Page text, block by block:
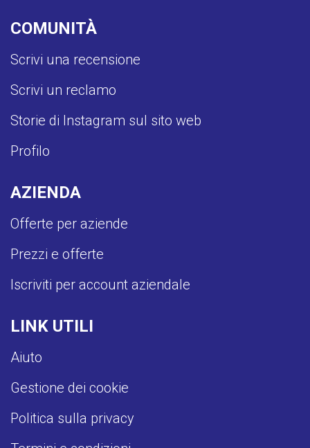
COMUNITÀ
Scrivi una recensione
Scrivi un reclamo
Storie di Instagram sul sito web
Profilo
AZIENDA
Offerte per aziende
Prezzi e offerte
Iscriviti per account aziendale
LINK UTILI
Aiuto
Gestione dei cookie
Politica sulla privacy